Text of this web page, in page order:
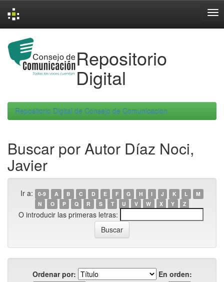
navigation
Repositorio
Digital
Repositorio Digital de Consejo de Comunicacion
Buscar por Autor Díaz Noci,
Javier
Ir a: 0-9 A B C D E F G H I J K L
M
N
O P Q R S T U V W X Y Z
O introducir las primeras letras:
Ordenar por:
En orden: